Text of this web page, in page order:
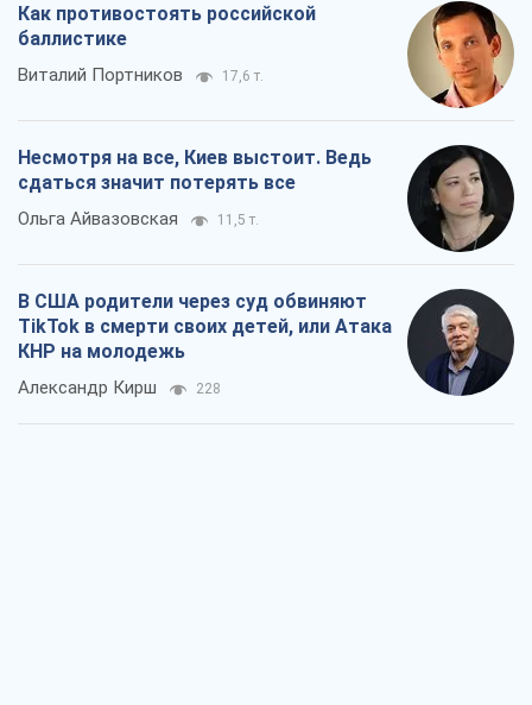
Как противостоять российской
баллистике
Виталий Портников 17,6 т.
Несмотря на все, Киев выстоит. Ведь
сдаться значит потерять все
Ольга Айвазовская 11,5 т.
В США родители через суд обвиняют
TikTok в смерти своих детей, или Атака
КНР на молодежь
Александр Кирш 228